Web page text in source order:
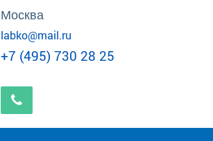
Москва
labko@mail.ru
+7 (495) 730 28 25